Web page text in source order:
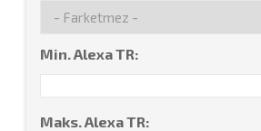
Min. Alexa TR:
Maks. Alexa TR: